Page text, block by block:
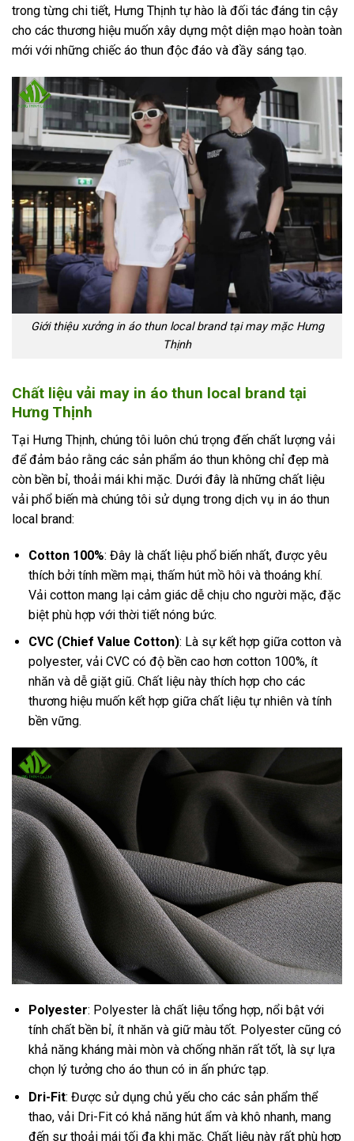
trong từng chi tiết, Hưng Thịnh tự hào là đối tác đáng tin cậy
cho các thương hiệu muốn xây dựng một diện mạo hoàn toàn
mới với những chiếc áo thun độc đáo và đầy sáng tạo.
Giới thiệu xưởng in áo thun local brand tại may mặc Hưng
Thịnh
Chất liệu vải may in áo thun local brand tại
Hưng Thịnh
Tại Hưng Thịnh, chúng tôi luôn chú trọng đến chất lượng vải
để đảm bảo rằng các sản phẩm áo thun không chỉ đẹp mà
còn bền bỉ, thoải mái khi mặc. Dưới đây là những chất liệu
vải phổ biến mà chúng tôi sử dụng trong dịch vụ in áo thun
local brand:
Cotton 100%: Đây là chất liệu phổ biến nhất, được yêu
thích bởi tính mềm mại, thấm hút mồ hôi và thoáng khí.
Vải cotton mang lại cảm giác dễ chịu cho người mặc, đặc
biệt phù hợp với thời tiết nóng bức.
CVC (Chief Value Cotton): Là sự kết hợp giữa cotton và
polyester, vải CVC có độ bền cao hơn cotton 100%, ít
nhăn và dễ giặt giũ. Chất liệu này thích hợp cho các
thương hiệu muốn kết hợp giữa chất liệu tự nhiên và tính
bền vững.
Polyester: Polyester là chất liệu tổng hợp, nổi bật với
tính chất bền bỉ, ít nhăn và giữ màu tốt. Polyester cũng có
khả năng kháng mài mòn và chống nhăn rất tốt, là sự lựa
chọn lý tưởng cho áo thun có in ấn phức tạp.
Dri-Fit: Được sử dụng chủ yếu cho các sản phẩm thể
thao, vải Dri-Fit có khả năng hút ẩm và khô nhanh, mang
đến sự thoải mái tối đa khi mặc. Chất liệu này rất phù hợp